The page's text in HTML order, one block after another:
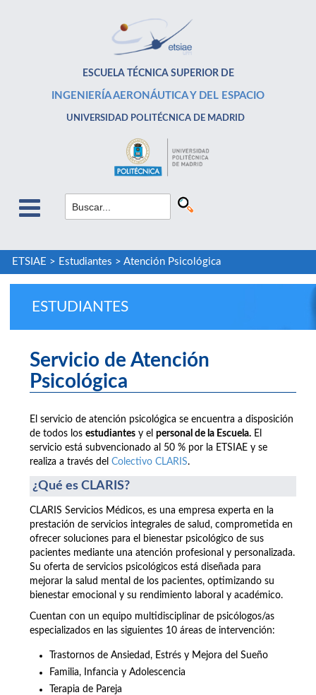
ESCUELA TÉCNICA SUPERIOR DE
INGENIERÍA AERONÁUTICA Y DEL ESPACIO
UNIVERSIDAD POLITÉCNICA DE MADRID
ETSIAE > Estudiantes > Atención Psicológica
ESTUDIANTES
Servicio de Atención
Psicológica
El servicio de atención psicológica se encuentra a disposición
de todos los estudiantes y el personal de la Escuela. El
servicio está subvencionado al 50 % por la ETSIAE y se
realiza a través del Colectivo CLARIS.
¿Qué es CLARIS?
CLARIS Servicios Médicos, es una empresa experta en la
prestación de servicios integrales de salud, comprometida en
ofrecer soluciones para el bienestar psicológico de sus
pacientes mediante una atención profesional y personalizada.
Su oferta de servicios psicológicos está diseñada para
mejorar la salud mental de los pacientes, optimizando su
bienestar emocional y su rendimiento laboral y académico.
Cuentan con un equipo multidisciplinar de psicólogos/as
especializados en las siguientes 10 áreas de intervención:
Trastornos de Ansiedad, Estrés y Mejora del Sueño
Familia, Infancia y Adolescencia
Terapia de Pareja